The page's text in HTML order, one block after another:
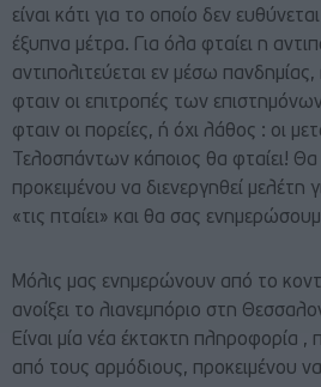
είναι κάτι για το οποίο δεν
έξυπνα μέτρα. Για όλα φταίει η
αντιπολιτεύεται εν μέσω
φταιν οι επιτροπές των
φταιν οι πορείες, ή όχι λάθος : οι
Τελοσπάντων κάποιος θα φταίει! Θα
προκειμένου να διενεργηθεί μελέτη
«τις πταίει» και θα σας
Μόλις μας ενημερώνουν από το
ανοίξει το λιανεμπόριο στη
Είναι μία νέα έκτακτη πληροφορία ,
από τους αρμόδιους, προκειμένου